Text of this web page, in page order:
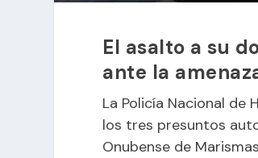
El asalto a su
ante la
La Policía Nacional de
los tres presuntos
Onubense de